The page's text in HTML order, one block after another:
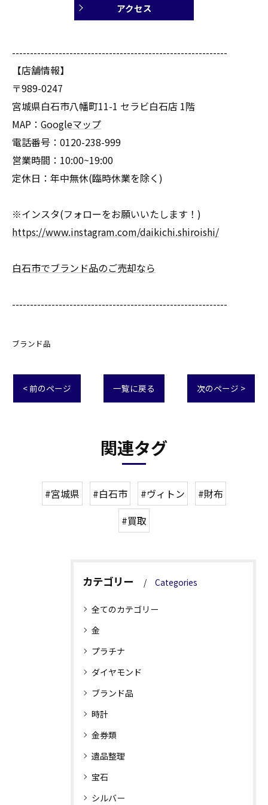
アクセス
------------------------------------------------------------
【店舗情報】
〒989-0247
宮城県白石市八幡町11-1 セラビ白石店 1階
MAP： Googleマップ
電話番号：0120-238-999
営業時間：10:00~19:00
定休日：年中無休(臨時休業を除く)
※インスタ(フォローをお願いいたします！)
https://www.instagram.com/daikichi.shiroishi/
白石市でブランド品のご売却なら
------------------------------------------------------------
ブランド品
< 前のページ 一覧に戻る 次のページ >
関連タグ
#宮城県 #白石市 #ヴィトン
#財布
#買取
カテゴリー Categories
全てのカテゴリー
金
プラチナ
ダイヤモンド
ブランド品
時計
金券類
遺品整理
宝石
シルバー